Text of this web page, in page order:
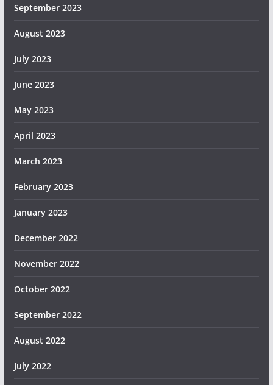
September 2023
August 2023
July 2023
June 2023
May 2023
April 2023
March 2023
February 2023
January 2023
December 2022
November 2022
October 2022
September 2022
August 2022
July 2022